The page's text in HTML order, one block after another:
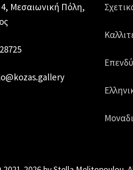
4, Μεσαιωνική Πόλη,